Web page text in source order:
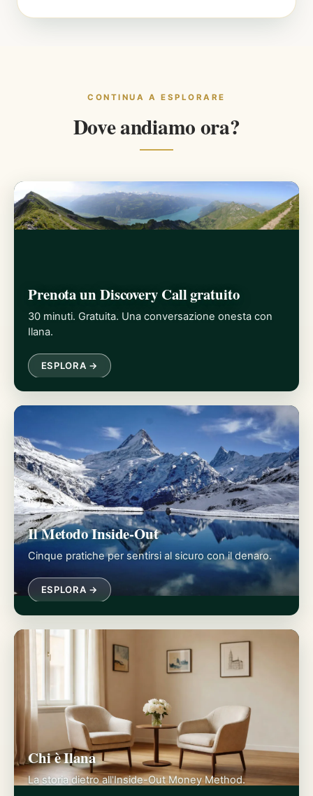
CONTINUA A ESPLORARE
Dove andiamo ora?
Prenota un Discovery Call gratuito
30 minuti. Gratuita. Una conversazione onesta con
Ilana.
ESPLORA →
Il Metodo Inside-Out
Cinque pratiche per sentirsi al sicuro con il denaro.
ESPLORA →
Chi è Ilana
La storia dietro all'Inside-Out Money Method.